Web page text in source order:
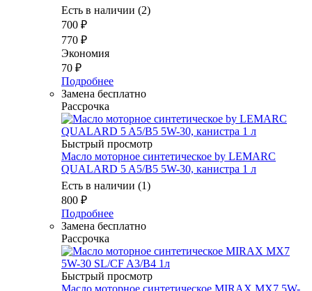
Есть в наличии (2)
700 ₽
770 ₽
Экономия
70 ₽
Подробнее
Замена бесплатно
Рассрочка
Быстрый просмотр
Масло моторное синтетическое by LEMARC
QUALARD 5 A5/B5 5W-30, канистра 1 л
Есть в наличии (1)
800 ₽
Подробнее
Замена бесплатно
Рассрочка
Быстрый просмотр
Масло моторное синтетическое MIRAX MX7 5W-